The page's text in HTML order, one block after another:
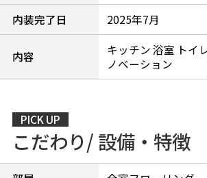
内装完了日
2025年7月
内容
キッチン 浴室 トイ
ノベーション
PICK UP
こだわり/ 設備・特徴